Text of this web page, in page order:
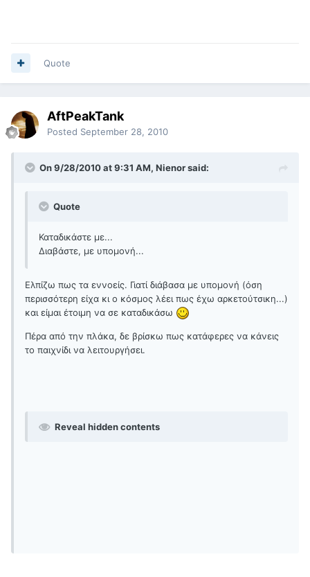
Quote
AftPeakTank
Posted September 28, 2010
On 9/28/2010 at 9:31 AM, Nienor said:
Quote
Καταδικάστε με...
Διαβάστε, με υπομονή...
Ελπίζω πως τα εννοείς. Γιατί διάβασα με υπομονή (όση
περισσότερη είχα κι ο κόσμος λέει πως έχω αρκετούτσικη...)
και είμαι έτοιμη να σε καταδικάσω
Πέρα από την πλάκα, δε βρίσκω πως κατάφερες να κάνεις
το παιχνίδι να λειτουργήσει.
Reveal hidden contents